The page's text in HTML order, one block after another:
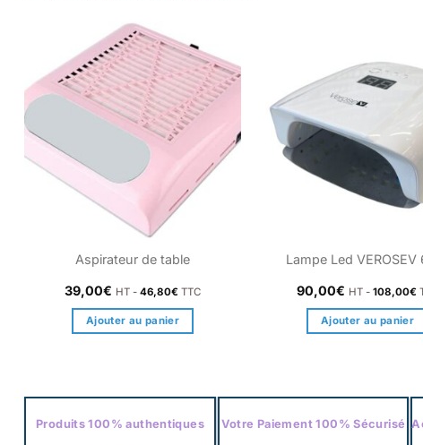
Aspirateur de table
39,00€ HT - 46,80€ TTC
Ajouter au panier
Lampe Led VEROSEV
90,00€ HT - 108,00€
Ajouter au panier
Produits 100% authentiques Votre Paiement 100% Sécurisé